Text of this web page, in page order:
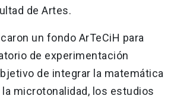
de Artes.
un fondo ArTeCiH para
de experimentación
de integrar la matemática
microtonalidad, los estudios